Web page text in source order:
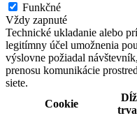
Funkčné
Vždy zapnuté
Technické ukladanie alebo
legitímny účel umožnenia
výslovne požiadal
prenosu komunikácie
siete.
Cookie